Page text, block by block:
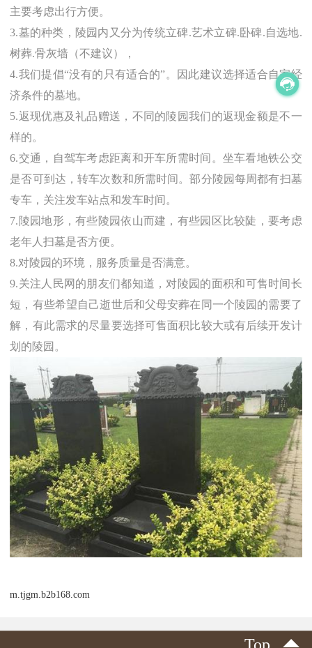
主要考虑出行方便。
3.墓的种类，陵园内又分为传统立碑.艺术立碑.卧碑.自选地.
树葬.骨灰墙（不建议），
4.我们提倡“没有的只有适合的”。因此建议选择适合自家经
济条件的墓地。
5.返现优惠及礼品赠送，不同的陵园我们的返现金额是不一
样的。
6.交通，自驾车考虑距离和开车所需时间。坐车看地铁公交
是否可到达，转车次数和所需时间。部分陵园每周都有扫墓
专车，关注发车站点和发车时间。
7.陵园地形，有些陵园依山而建，有些园区比较陡，要考虑
老年人扫墓是否方便。
8.对陵园的环境，服务质量是否满意。
9.关注 人民网 的朋友们都知道，对陵园的面积和可售时间长
短，有些希望自己逝世后和父母安葬在同一个陵园的需要了
解，有此需求的尽量要选择可售面积比较大或有后续开发计
划的陵园。
m.tjgm.b2b168.com